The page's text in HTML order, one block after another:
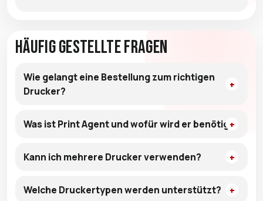
Häufig gestellte Fragen
Wie gelangt eine Bestellung zum richtigen
Drucker?
Was ist Print Agent und wofür wird er benötigt?
Kann ich mehrere Drucker verwenden?
Welche Druckertypen werden unterstützt?